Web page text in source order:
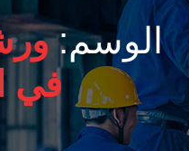
الوسم:
في